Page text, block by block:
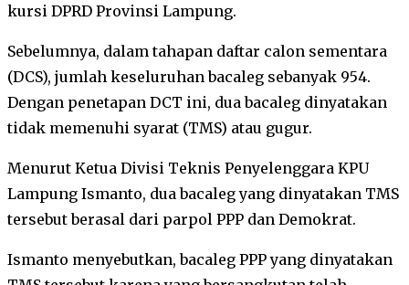
kursi DPRD Provinsi Lampung.
Sebelumnya, dalam tahapan daftar calon sementara
(DCS), jumlah keseluruhan bacaleg sebanyak 954.
Dengan penetapan DCT ini, dua bacaleg dinyatakan
tidak memenuhi syarat (TMS) atau gugur.
Menurut Ketua Divisi Teknis Penyelenggara KPU
Lampung Ismanto, dua bacaleg yang dinyatakan TMS
tersebut berasal dari parpol PPP dan Demokrat.
Ismanto menyebutkan, bacaleg PPP yang dinyatakan